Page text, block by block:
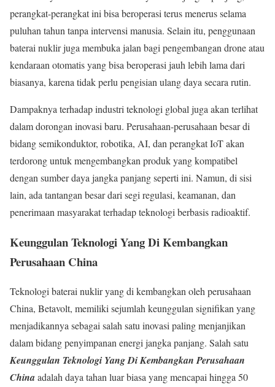
perangkat-perangkat ini bisa beroperasi terus menerus selama
puluhan tahun tanpa intervensi manusia. Selain itu, penggunaan
baterai nuklir juga membuka jalan bagi pengembangan drone atau
kendaraan otomatis yang bisa beroperasi jauh lebih lama dari
biasanya, karena tidak perlu pengisian ulang daya secara rutin.
Dampaknya terhadap industri teknologi global juga akan terlihat
dalam dorongan inovasi baru. Perusahaan-perusahaan besar di
bidang semikonduktor, robotika, AI, dan perangkat IoT akan
terdorong untuk mengembangkan produk yang kompatibel
dengan sumber daya jangka panjang seperti ini. Namun, di sisi
lain, ada tantangan besar dari segi regulasi, keamanan, dan
penerimaan masyarakat terhadap teknologi berbasis radioaktif.
Keunggulan Teknologi Yang Di Kembangkan
Perusahaan China
Teknologi baterai nuklir yang di kembangkan oleh perusahaan
China, Betavolt, memiliki sejumlah keunggulan signifikan yang
menjadikannya sebagai salah satu inovasi paling menjanjikan
dalam bidang penyimpanan energi jangka panjang. Salah satu
Keunggulan Teknologi Yang Di Kembangkan Perusahaan
Chinaadalah daya tahan luar biasa yang mencapai hingga 50